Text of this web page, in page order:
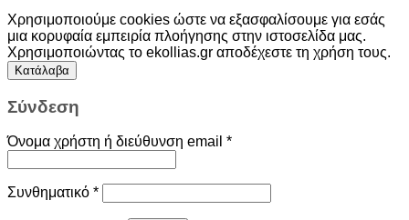
Χρησιμοποιούμε cookies ώστε να εξασφαλίσουμε για εσάς
μια κορυφαία εμπειρία πλοήγησης στην ιστοσελίδα μας.
Χρησιμοποιώντας το ekollias.gr αποδέχεστε τη χρήση τους.
Κατάλαβα
Σύνδεση
Όνομα χρήστη ή διεύθυνση email *
Συνθηματικό *